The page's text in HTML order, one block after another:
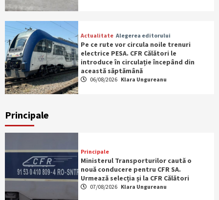
Actualitate Alegerea editorului
Pe ce rute vor circula noile trenuri
electrice PESA. CFR Călători le
introduce în circulație începând din
această săptămână
06/08/2026 Klara Ungureanu
Principale
Principale
Ministerul Transporturilor caută o
nouă conducere pentru CFR SA.
Urmează selecția și la CFR Călători
07/08/2026 Klara Ungureanu